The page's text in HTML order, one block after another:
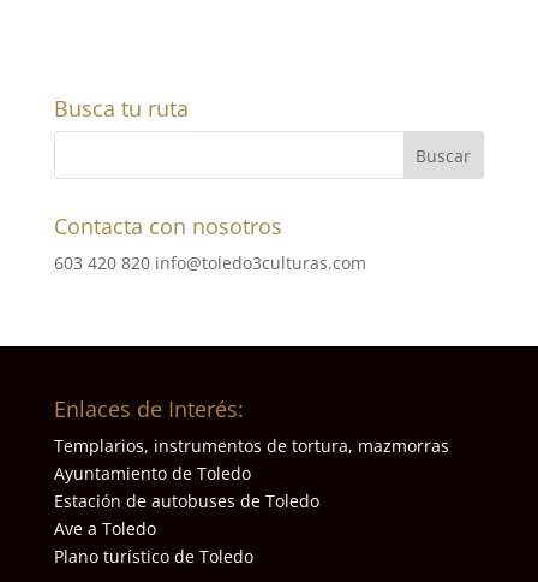
Busca tu ruta
Contacta con nosotros
603 420 820 info@toledo3culturas.com
Enlaces de Interés:
Templarios, instrumentos de tortura, mazmorras
Ayuntamiento de Toledo
Estación de autobuses de Toledo
Ave a Toledo
Plano turístico de Toledo